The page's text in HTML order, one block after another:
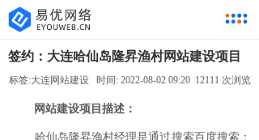
签约：大连哈仙岛隆昇渔村网站建设项目
标签:大连网站建设 时间: 2022-08-02 09:20 12111 次浏览
网站建设项目描述：
哈仙岛隆昇渔村经理是通过搜索百度搜索：